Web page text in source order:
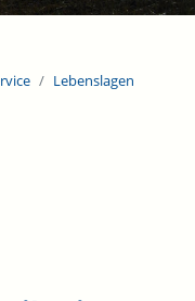
Lebenslagen